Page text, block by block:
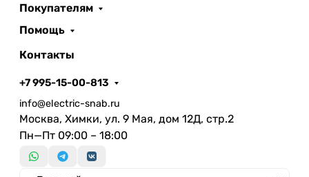
Покупателям
Помощь
Контакты
+7 995-15-00-813
info@electric-snab.ru
Москва, Химки, ул. 9 Мая, дом 12Д, стр.2
Пн—Пт 09:00 – 18:00